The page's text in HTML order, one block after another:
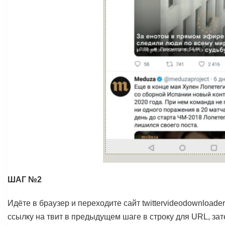
ШАГ №2
Идёте в браузер и переходите сайт
ссылку на твит в предыдущем шаге в строку для URL,